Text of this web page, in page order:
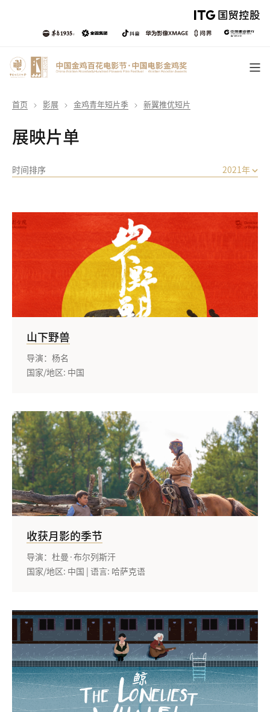
首页 影展 金鸡青年短片季 新翼推优短片
展映片单
时间排序 2021年
山下野兽
导演：杨名
国家/地区: 中国
收获月影的季节
导演：杜曼·布尔列斯汗
国家/地区: 中国 | 语言: 哈萨克语